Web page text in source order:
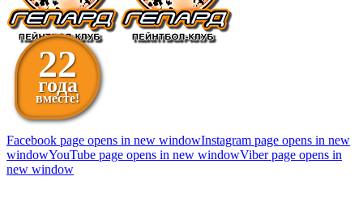
22
года
вместе!
Facebook page opens in new windowInstagram page opens in new
windowYouTube page opens in new windowViber page opens in
new window